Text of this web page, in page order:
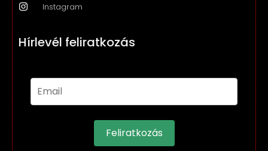
Instagram
Hírlevél feliratkozás
Feliratkozás